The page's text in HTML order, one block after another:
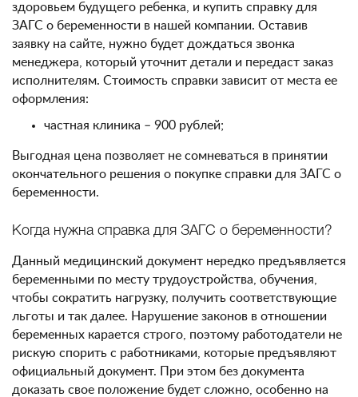
здоровьем будущего ребенка, и купить справку для
ЗАГС о беременности в нашей компании. Оставив
заявку на сайте, нужно будет дождаться звонка
менеджера, который уточнит детали и передаст заказ
исполнителям. Стоимость справки зависит от места ее
оформления:
частная клиника – 900 рублей;
Выгодная цена позволяет не сомневаться в принятии
окончательного решения о покупке справки для ЗАГС о
беременности.
Когда нужна справка для ЗАГС о беременности?
Данный медицинский документ нередко предъявляется
беременными по месту трудоустройства, обучения,
чтобы сократить нагрузку, получить соответствующие
льготы и так далее. Нарушение законов в отношении
беременных карается строго, поэтому работодатели не
рискую спорить с работниками, которые предъявляют
официальный документ. При этом без документа
доказать свое положение будет сложно, особенно на